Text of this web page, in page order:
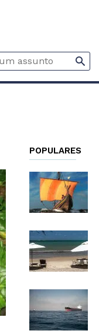
POPULARES